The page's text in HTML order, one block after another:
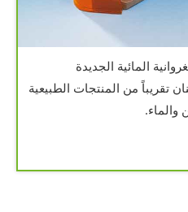
المائية الجديدة
تقريباً من المنتجات الطبيعية